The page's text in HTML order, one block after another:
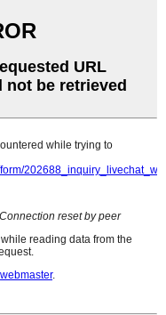
Swahili
Tajik
Telugu
Ukrainian
Urdu
Welsh
Xhosa
Yiddish
Tatar